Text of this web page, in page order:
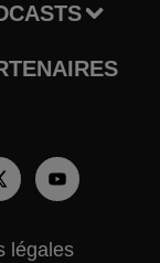
légales